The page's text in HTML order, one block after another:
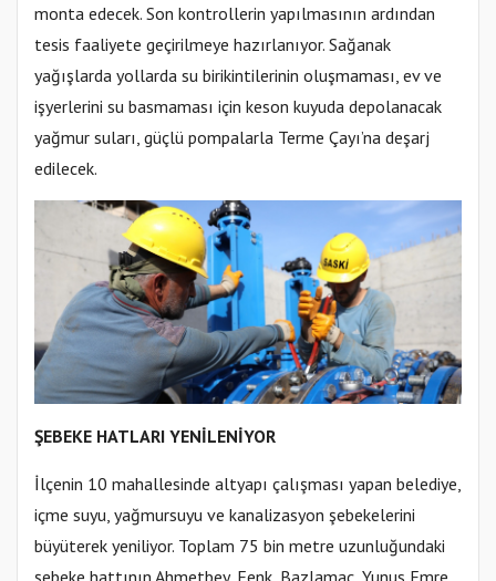
monta edecek. Son kontrollerin yapılmasının ardından
tesis faaliyete geçirilmeye hazırlanıyor. Sağanak
yağışlarda yollarda su birikintilerinin oluşmaması, ev ve
işyerlerini su basmaması için keson kuyuda depolanacak
yağmur suları, güçlü pompalarla Terme Çayı’na deşarj
edilecek.
ŞEBEKE HATLARI YENİLENİYOR
İlçenin 10 mahallesinde altyapı çalışması yapan belediye,
içme suyu, yağmursuyu ve kanalizasyon şebekelerini
büyüterek yeniliyor. Toplam 75 bin metre uzunluğundaki